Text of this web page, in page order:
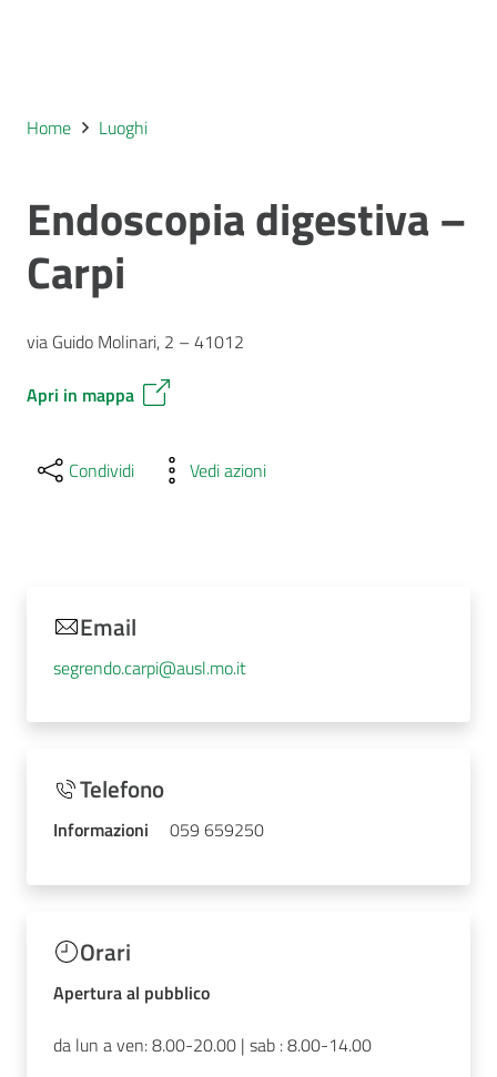
Home Luoghi
Endoscopia digestiva –
Carpi
via Guido Molinari, 2 – 41012
Apri in mappa
Condividi Vedi azioni
Email
segrendo.carpi@ausl.mo.it
Telefono
Informazioni 059 659250
Orari
Apertura al pubblico
da lun a ven: 8.00-20.00 | sab : 8.00-14.00